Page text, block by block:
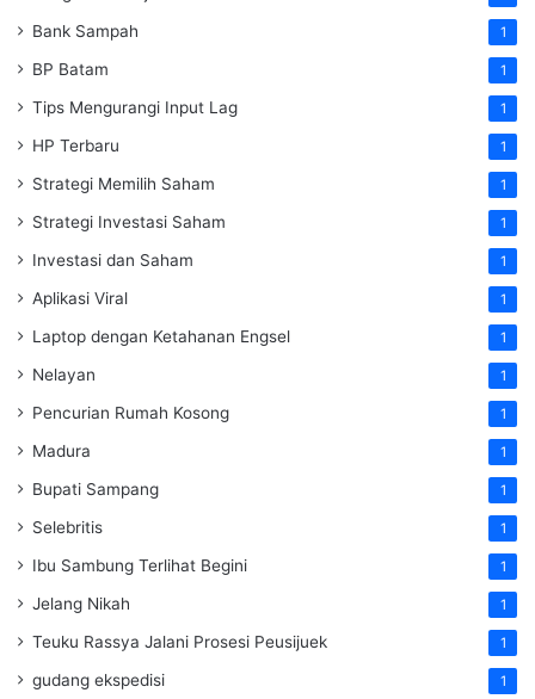
Bank Sampah 1
BP Batam 1
Tips Mengurangi Input Lag 1
HP Terbaru 1
Strategi Memilih Saham 1
Strategi Investasi Saham 1
Investasi dan Saham 1
Aplikasi Viral 1
Laptop dengan Ketahanan Engsel 1
Nelayan 1
Pencurian Rumah Kosong 1
Madura 1
Bupati Sampang 1
Selebritis 1
Ibu Sambung Terlihat Begini 1
Jelang Nikah 1
Teuku Rassya Jalani Prosesi Peusijuek 1
gudang ekspedisi 1